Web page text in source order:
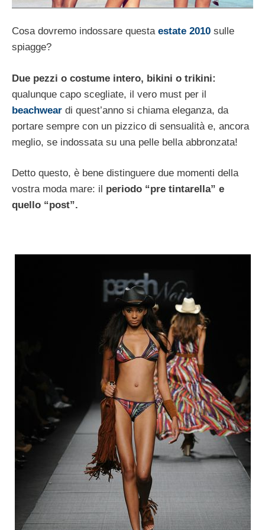
Cosa dovremo indossare questa estate 2010 sulle
spiagge?
Due pezzi o costume intero, bikini o trikini:
qualunque capo scegliate, il vero must per il
beachwear di quest’anno si chiama eleganza, da
portare sempre con un pizzico di sensualità e, ancora
meglio, se indossata su una pelle bella abbronzata!
Detto questo, è bene distinguere due momenti della
vostra moda mare: il periodo “pre tintarella” e
quello “post”.